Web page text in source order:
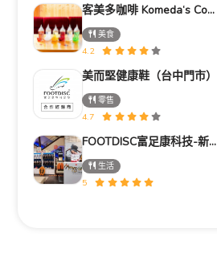
客美多咖啡 Komeda‘s Coffee - 台南小北店
美食
4.2
美而堅健康鞋（台中門市）
零售
4.7
FOOTDISC富足康科技-新光三越-桃園站前店
生活
5